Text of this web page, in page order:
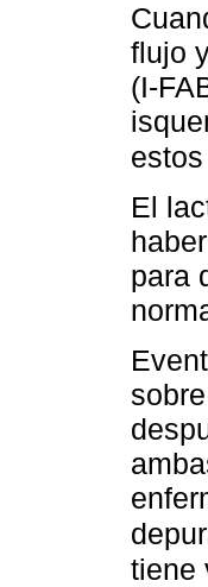
flujo
(I-
El
para
tiene